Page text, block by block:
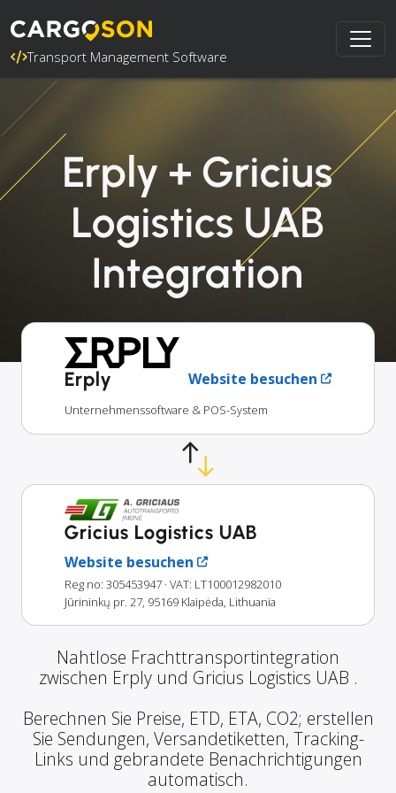
Transport Management Software
Erply + Gricius
Logistics UAB
Integration
Erply Website besuchen
Unternehmenssoftware & POS-System
Gricius Logistics UAB
Website besuchen
Reg no: 305453947 · VAT: LT100012982010
Jūrininkų pr. 27, 95169 Klaipėda, Lithuania
Nahtlose Frachttransportintegration
zwischen Erply und Gricius Logistics UAB .
Berechnen Sie Preise, ETD, ETA, CO2; erstellen
Sie Sendungen, Versandetiketten, Tracking-
Links und gebrandete Benachrichtigungen
automatisch.